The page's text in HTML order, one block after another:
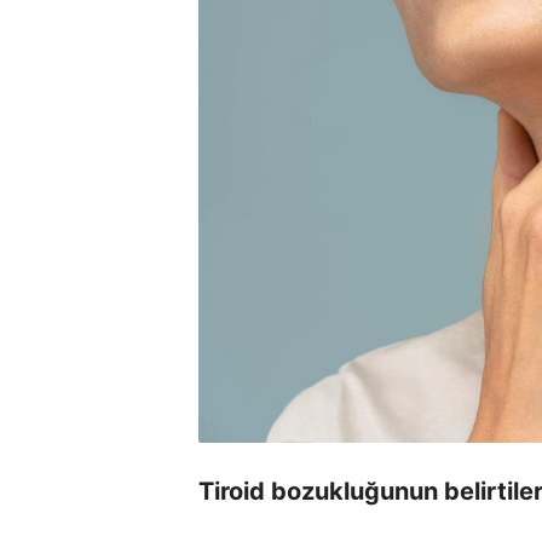
Tiroid bozukluğunun